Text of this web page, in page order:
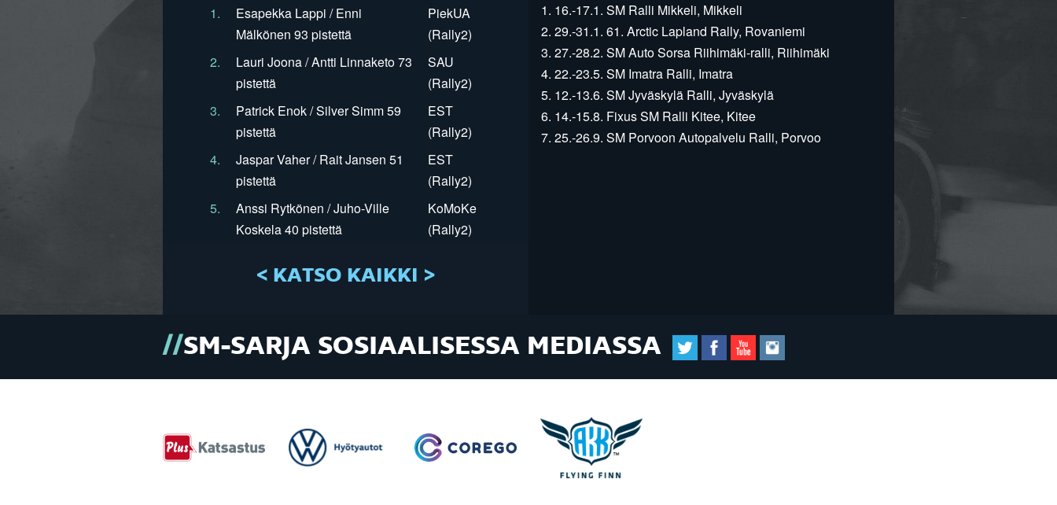
1.
Esapekka Lappi / Enni
Mälkönen 93 pistettä
PiekUA
(Rally2)
2.
Lauri Joona / Antti Linnaketo 73
pistettä
SAU
(Rally2)
3.
Patrick Enok / Silver Simm 59
pistettä
EST
(Rally2)
4.
Jaspar Vaher / Rait Jansen 51
pistettä
EST
(Rally2)
5.
Anssi Rytkönen / Juho-Ville
Koskela 40 pistettä
KoMoKe
(Rally2)
< KATSO KAIKKI >
1. 16.-17.1. SM Ralli Mikkeli, Mikkeli
2. 29.-31.1. 61. Arctic Lapland Rally, Rovaniemi
3. 27.-28.2. SM Auto Sorsa Riihimäki-ralli, Riihimäki
4. 22.-23.5. SM Imatra Ralli, Imatra
5. 12.-13.6. SM Jyväskylä Ralli, Jyväskylä
6. 14.-15.8. Fixus SM Ralli Kitee, Kitee
7. 25.-26.9. SM Porvoon Autopalvelu Ralli, Porvoo
SM-SARJA SOSIAALISESSA MEDIASSA